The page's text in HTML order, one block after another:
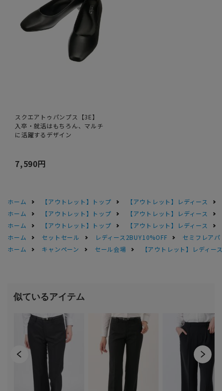
スクエアトゥパンプス【3E】
入卒・就活はもちろん、マルチ
に活躍するデザイン
7,590円
ホーム 【アウトレット】トップ
【アウトレット】レディース
ホーム
【アウトレット】トップ
【アウトレット】レディース
ホーム
【アウトレット】トップ
【アウトレット】レディース
ホーム
セットセール レディース2BUY10%OFF
セミフレア
ホーム
キャンペーン セール会場 【アウトレット】レディー